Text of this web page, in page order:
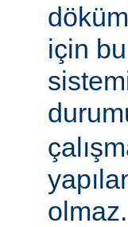
için
olmaz.